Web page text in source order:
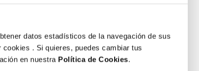
datos estadísticos de la navegación de sus
. Si quieres, puedes cambiar tus
en nuestra Política de Cookies.
que pasar de la mera optimización de Search a una
.